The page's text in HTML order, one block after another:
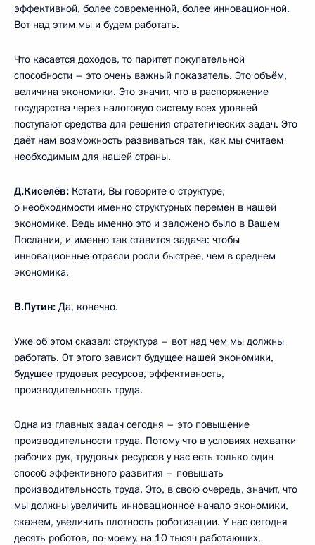
эффективной, более современной, более инновационной.
Вот над этим мы и будем работать.
Что касается доходов, то паритет покупательной
способности – это очень важный показатель. Это объём,
величина экономики. Это значит, что в распоряжение
государства через налоговую систему всех уровней
поступают средства для решения стратегических задач. Это
даёт нам возможность развиваться так, как мы считаем
необходимым для нашей страны.
Д.Киселёв: Кстати, Вы говорите о структуре,
о необходимости именно структурных перемен в нашей
экономике. Ведь именно это и заложено было в Вашем
Послании, и именно так ставится задача: чтобы
инновационные отрасли росли быстрее, чем в среднем
экономика.
В.Путин: Да, конечно.
Уже об этом сказал: структура – вот над чем мы должны
работать. От этого зависит будущее нашей экономики,
будущее трудовых ресурсов, эффективность,
производительность труда.
Одна из главных задач сегодня – это повышение
производительности труда. Потому что в условиях нехватки
рабочих рук, трудовых ресурсов у нас есть только один
способ эффективного развития – повышать
производительность труда. Это, в свою очередь, значит, что
мы должны увеличить инновационное начало экономики,
скажем, увеличить плотность роботизации. У нас сегодня
десять роботов, по-моему, на 10 тысяч работающих,